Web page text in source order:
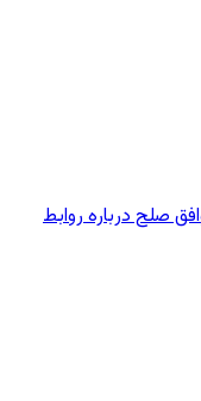
صلح درباره روابط